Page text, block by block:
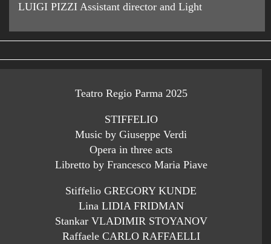
LUIGI PIZZI Assistant director and Light
Teatro Regio Parma 2025
STIFFELIO
Music by Giuseppe Verdi
Opera in three acts
Libretto by Francesco Maria Piave
Stiffelio GREGORY KUNDE
Lina LIDIA FRIDMAN
Stankar VLADIMIR STOYANOV
Raffaele CARLO RAFFAELLI